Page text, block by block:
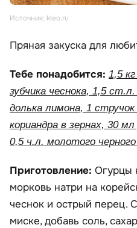
Источник: kleo.ru
Пряная закуска для
Тебе понадобится: 1,5
зубчика чеснока, 1,5
долька лимона, 1
кориандра в зернах, 30
0,5 ч.л. молотого черного
Приготовление: Огурцы
морковь натри на
чеснок и острый перец.
миске, добавь соль,